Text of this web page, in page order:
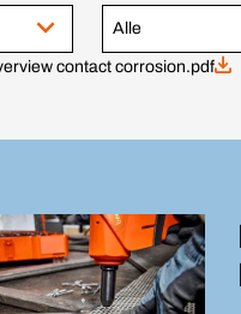
Alle
contact corrosion.pdf